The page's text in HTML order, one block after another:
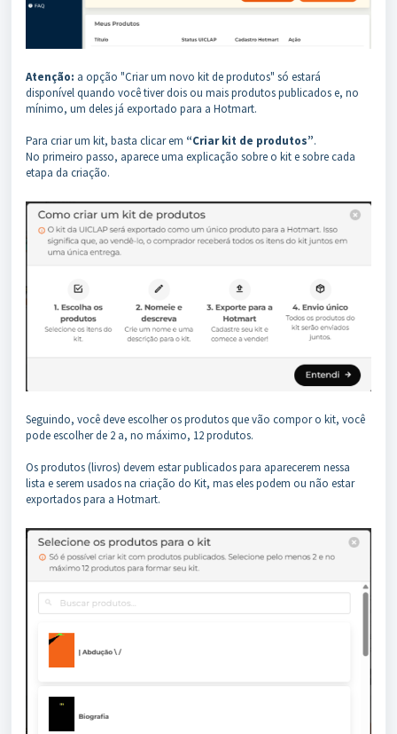
Atenção: a opção "Criar um novo kit de produtos" só estará
disponível quando você tiver dois ou mais produtos publicados e, no
mínimo, um deles já exportado para a Hotmart.
Para criar um kit, basta clicar em “Criar kit de produtos”.
No primeiro passo, aparece uma explicação sobre o kit e sobre cada
etapa da criação.
Seguindo, você deve escolher os produtos que vão compor o kit, você
pode escolher de 2 a, no máximo, 12 produtos.
Os produtos (livros) devem estar publicados para aparecerem nessa
lista e serem usados na criação do Kit, mas eles podem ou não estar
exportados para a Hotmart.